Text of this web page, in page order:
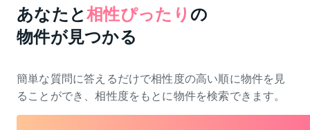
あなたと相性ぴったり の
物件が見つかる
簡単な質問に答えるだけで相性度の高い順に物件を 見
ることができ、相性度をもとに物件を検索できます。